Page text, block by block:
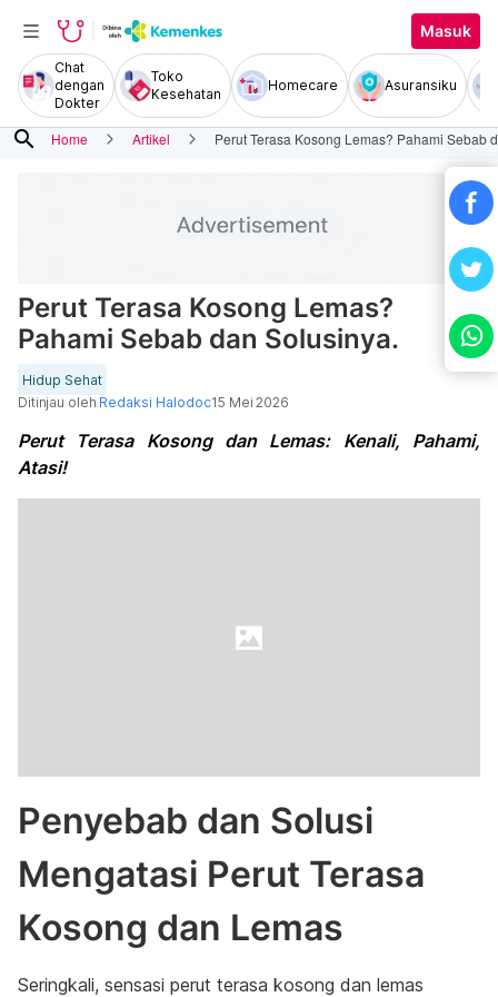
Masuk
Chat
dengan
Dokter
Toko
Kesehatan
Homecare Asuransiku
search Home Artikel Perut Terasa Kosong Lemas? Pahami Sebab
Perut Terasa Kosong Lemas?
Pahami Sebab dan Solusinya.
Hidup Sehat
Ditinjau oleh Redaksi Halodoc15 Mei 2026
Perut Terasa Kosong dan Lemas: Kenali, Pahami,
Atasi!
Penyebab dan Solusi
Mengatasi Perut Terasa
Kosong dan Lemas
Seringkali, sensasi perut terasa kosong dan lemas